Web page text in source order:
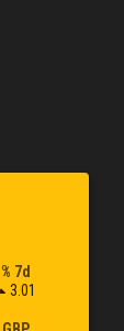
% 7d
3.01